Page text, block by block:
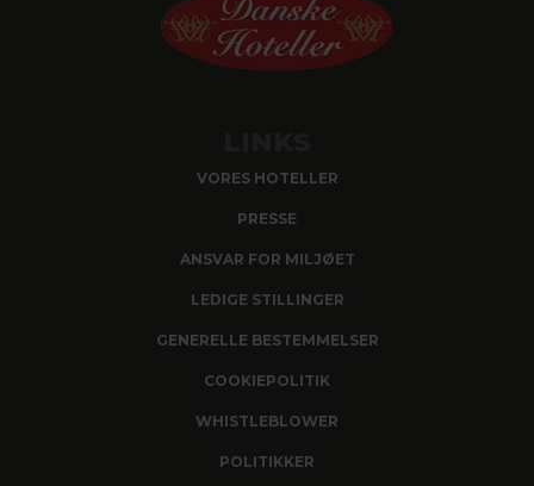
VORES HOTELLER
PRESSE
ANSVAR FOR MILJØET
LEDIGE STILLINGER
GENERELLE BESTEMMELSER
COOKIEPOLITIK
WHISTLEBLOWER
POLITIKKER